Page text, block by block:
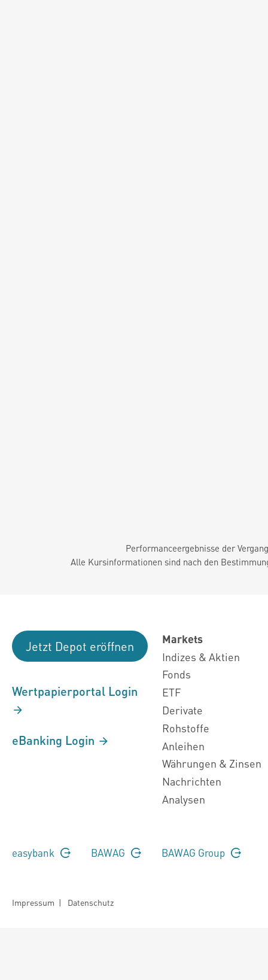
Performanceergebnisse der
Alle Kursinformationen sind nach den
Jetzt Depot eröffnen
Wertpapierportal Login
eBanking Login
Markets
Indizes & Aktien
Fonds
ETF
Derivate
Rohstoffe
Anleihen
Währungen & Zinsen
Nachrichten
Analysen
easybank BAWAG BAWAG Group
Impressum | Datenschutz